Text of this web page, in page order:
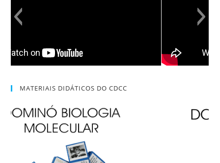
MATERIAIS DIDÁTICOS DO CDCC